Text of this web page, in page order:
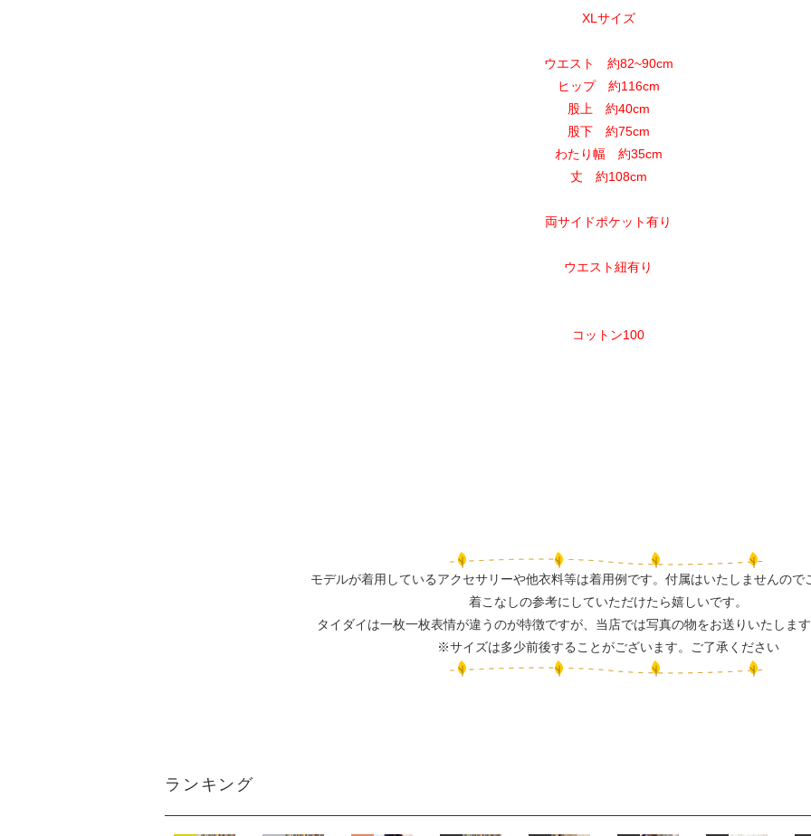
XLサイズ
ウエスト 約82~90cm
ヒップ 約116cm
股上 約40cm
股下 約75cm
わたり幅 約35cm
丈 約108cm
両サイドポケット有り
ウエスト紐有り
コットン100
モデルが着用しているアクセサリーや他衣料等は着用例です。付属はいたしませんので
着こなしの参考にしていただけたら嬉しいです。
タイダイは一枚一枚表情が違うのが特徴ですが、当店では写真の物をお送りいたします
※サイズは多少前後することがございます。ご了承ください
ランキング